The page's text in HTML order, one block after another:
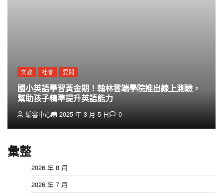
文教 社會 要聞
國小英語學習黃金期！翰林雲端學院推出線上測驗，
幫助孩子精準提升英語能力
編審中心 2025 年 3 月 5 日 0
彙整
2026 年 8 月
2026 年 7 月